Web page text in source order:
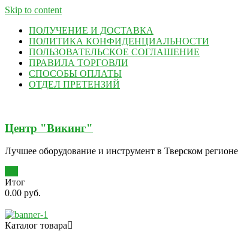
Skip to content
ПОЛУЧЕНИЕ И ДОСТАВКА
ПОЛИТИКА КОНФИДЕНЦИАЛЬНОСТИ
ПОЛЬЗОВАТЕЛЬСКОЕ СОГЛАШЕНИЕ
ПРАВИЛА ТОРГОВЛИ
СПОСОБЫ ОПЛАТЫ
ОТДЕЛ ПРЕТЕНЗИЙ
Центр "Викинг"
Лучшее оборудование и инструмент в Тверском регионе
Итог
0.00 руб.
Каталог товара